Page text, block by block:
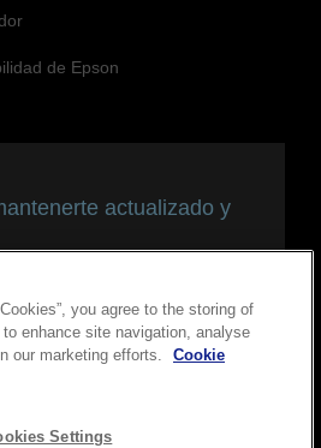
de Epson
actualizado y
you agree to the storing of
enhance site navigation, analyse
our marketing efforts.
Cookie
Settings